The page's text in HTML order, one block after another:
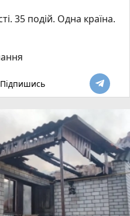
35 подій. Одна країна.
Підпишись